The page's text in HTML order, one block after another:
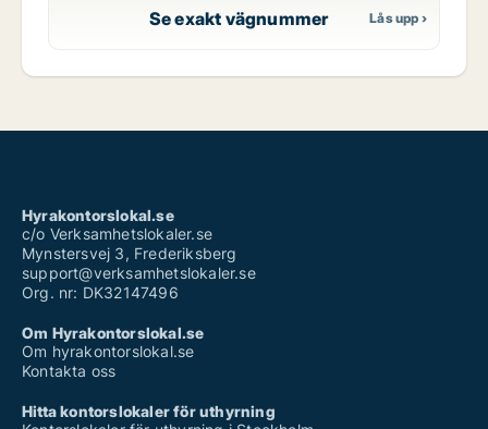
Se exakt vägnummer
Hyrakontorslokal.se
c/o Verksamhetslokaler.se
Mynstersvej 3, Frederiksberg
support@verksamhetslokaler.se
Org. nr: DK32147496
Om Hyrakontorslokal.se
Om hyrakontorslokal.se
Kontakta oss
Hitta kontorslokaler för uthyrning